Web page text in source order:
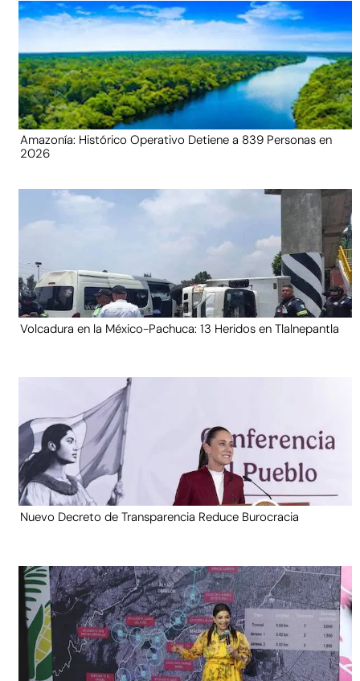
Amazonía: Histórico Operativo Detiene a 839 Personas en
2026
Volcadura en la México-Pachuca: 13 Heridos en Tlalnepantla
Nuevo Decreto de Transparencia Reduce Burocracia